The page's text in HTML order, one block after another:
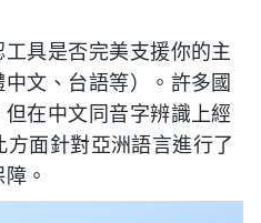
具是否完美支援你的主
文、台語等）。許多國
在中文同音字辨識上經
面針對亞洲語言進行了
。